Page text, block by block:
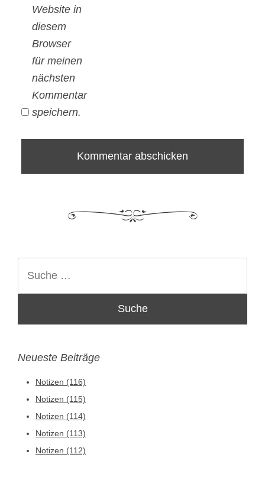
Website in
diesem
Browser
für meinen
nächsten
Kommentar
speichern.
Neueste Beiträge
Notizen (116)
Notizen (115)
Notizen (114)
Notizen (113)
Notizen (112)